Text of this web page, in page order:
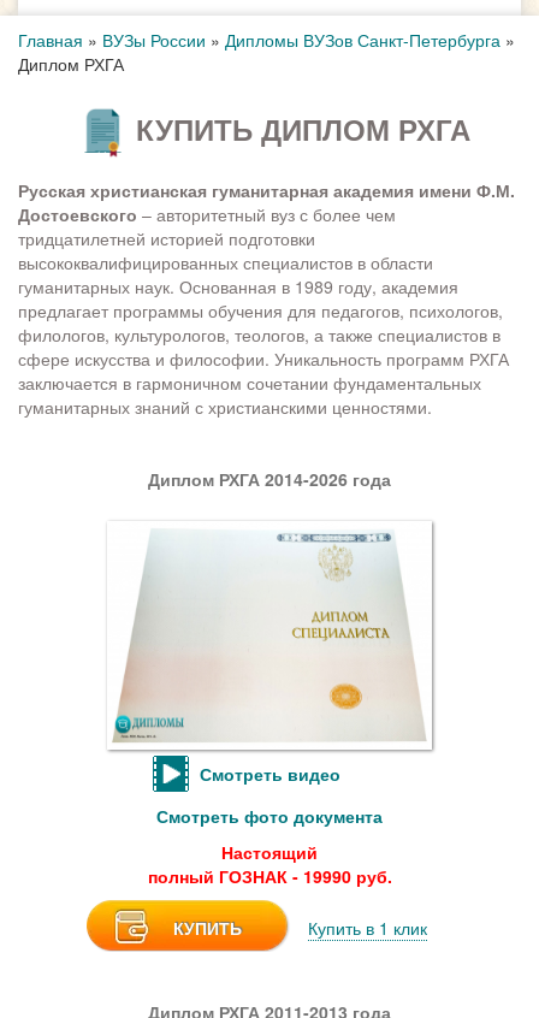
Главная » ВУЗы России » Дипломы ВУЗов Санкт-Петербурга »
Диплом РХГА
КУПИТЬ ДИПЛОМ РХГА
Русская христианская гуманитарная академия имени Ф.М.
Достоевского – авторитетный вуз с более чем
тридцатилетней историей подготовки
высококвалифицированных специалистов в области
гуманитарных наук. Основанная в 1989 году, академия
предлагает программы обучения для педагогов, психологов,
филологов, культурологов, теологов, а также специалистов в
сфере искусства и философии. Уникальность программ РХГА
заключается в гармоничном сочетании фундаментальных
гуманитарных знаний с христианскими ценностями.
Диплом РХГА 2014-2026 года
Смотреть видео
Смотреть фото документа
Настоящий
полный ГОЗНАК - 19990 руб.
КУПИТЬ Купить в 1 клик
Диплом РХГА 2011-2013 года